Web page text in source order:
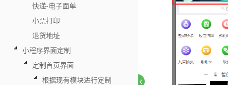
快递-电子面单
小票打印
退货地址
小程序界面定制
定制首页界面
根据现有模块进行定制